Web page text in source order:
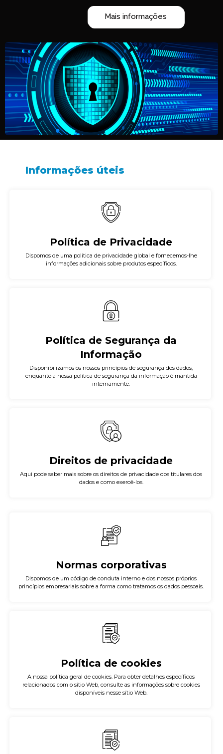
Mais informações
Informações úteis
Política de Privacidade
Dispomos de uma política de privacidade global e fornecemos-lhe
informações adicionais sobre produtos específicos.
Política de Segurança da
Informação
Disponibilizamos os nossos princípios de segurança dos dados,
enquanto a nossa política de segurança da informação é mantida
internamente.
Direitos de privacidade
Aqui pode saber mais sobre os direitos de privacidade dos titulares dos
dados e como exercê-los.
Normas corporativas
Dispomos de um código de conduta interno e dos nossos próprios
princípios empresariais sobre a forma como tratamos os dados pessoais.
Política de cookies
A nossa política geral de cookies. Para obter detalhes específicos
relacionados com o sítio Web, consulte as informações sobre cookies
disponíveis nesse sítio Web.